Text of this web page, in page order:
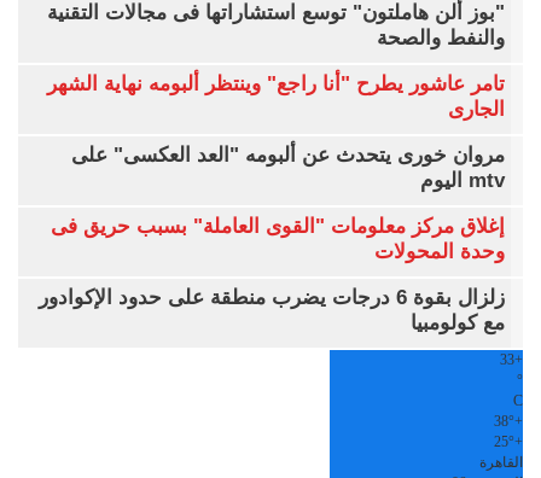
"بوز ألن هاملتون" توسع استشاراتها فى مجالات التقنية
والنفط والصحة
تامر عاشور يطرح "أنا راجع" وينتظر ألبومه نهاية الشهر
الجارى
مروان خورى يتحدث عن ألبومه "العد العكسى" على
mtv اليوم
إغلاق مركز معلومات "القوى العاملة" بسبب حريق فى
وحدة المحولات
زلزال بقوة 6 درجات يضرب منطقة على حدود الإكوادور
مع كولومبيا
+
33
°
C
+
38°
+
25°
القاهرة